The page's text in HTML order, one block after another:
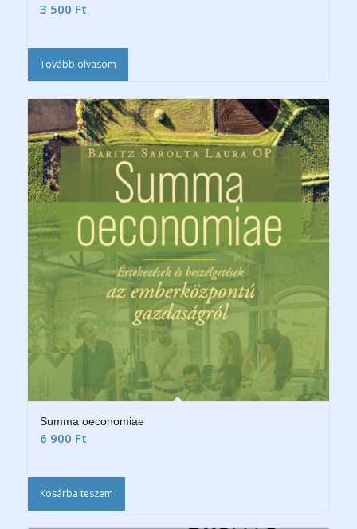
3 500 Ft
Tovább olvasom
Summa oeconomiae
6 900 Ft
Kosárba teszem